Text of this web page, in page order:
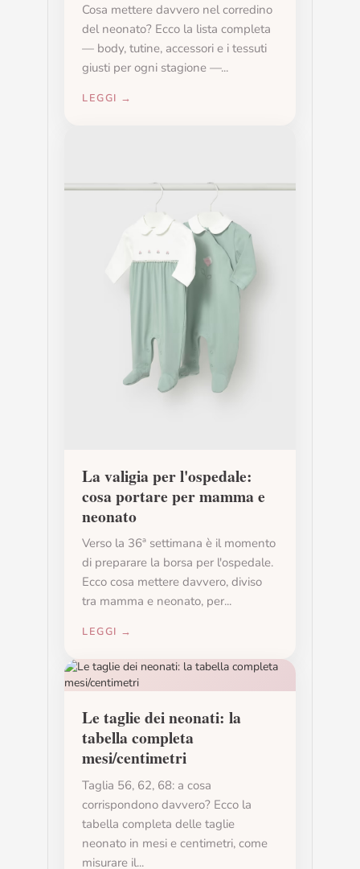
Cosa mettere davvero nel corredino
del neonato? Ecco la lista completa
— body, tutine, accessori e i tessuti
giusti per ogni stagione —...
LEGGI →
La valigia per l'ospedale:
cosa portare per mamma e
neonato
Verso la 36ª settimana è il momento
di preparare la borsa per l'ospedale.
Ecco cosa mettere davvero, diviso
tra mamma e neonato, per...
LEGGI →
Le taglie dei neonati: la
tabella completa
mesi/centimetri
Taglia 56, 62, 68: a cosa
corrispondono davvero? Ecco la
tabella completa delle taglie
neonato in mesi e centimetri, come
misurare il...